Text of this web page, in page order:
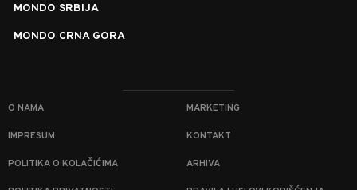
MONDO SRBIJA
MONDO CRNA GORA
O NAMA MARKETING
IMPRESUM KONTAKT
POLITIKA O KOLAČIĆIMA ARHIVA